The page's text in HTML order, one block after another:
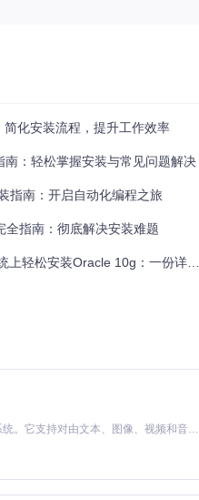
化安装流程，提升工作效率
南：轻松掌握安装与常见问题解决
指南：开启自动化编程之旅
全指南：彻底解决安装难题
松安装Oracle 10g：一份详尽指南
MiniMax H3 是一个通用的全模态生成系统。它支持对由文本、图像、视频和音频组成的多模态上下文进行统一理解，并能生成分辨率高达 2K、时长可达 15 秒的带原生立体声音频的视频。得益于面向任务泛化的系统设计，H3 在预训练阶段就已具备广泛的多模态上下文理解与生成能力，能够出色地执行复杂的多模态指令。